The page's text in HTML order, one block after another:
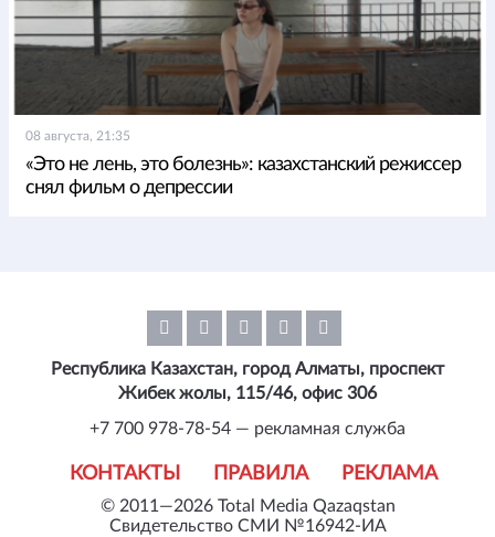
08 августа, 21:35
«Это не лень, это болезнь»: казахстанский режиссер
снял фильм о депрессии
© 2011—2026 Total Media Qazaqstan
Свидетельство СМИ №16942-ИА
КОНТАКТЫ ПРАВИЛА РЕКЛАМА
Республика Казахстан, город Алматы, проспект
Жибек жолы, 115/46, офис 306
+7 700 978-78-54 — рекламная служба